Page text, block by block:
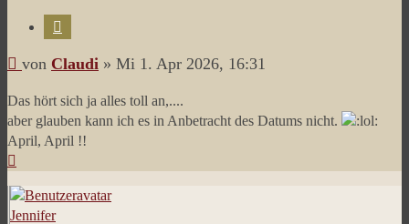
Beitrag
von Claudi » Mi 1. Apr 2026, 16:31
Das hört sich ja alles toll an,....
aber glauben kann ich es in Anbetracht des Datums nicht.
April, April !!
Jennifer